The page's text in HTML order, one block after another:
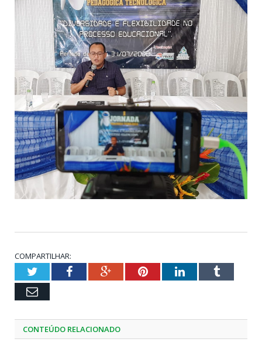
COMPARTILHAR:
TwitterFacebookGoogle+PinterestLinkedInTumblr
Email
CONTEÚDO RELACIONADO